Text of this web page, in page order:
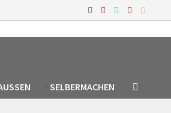
SELBERMACHEN